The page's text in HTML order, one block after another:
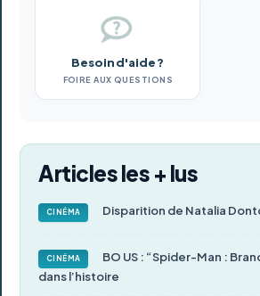
Besoin d'aide ?
FOIRE AUX QUESTIONS
Articles les + lus
CINÉMA Disparition de Natalia
CINÉMA
BO US : “Spider-Man :
dans l’histoire